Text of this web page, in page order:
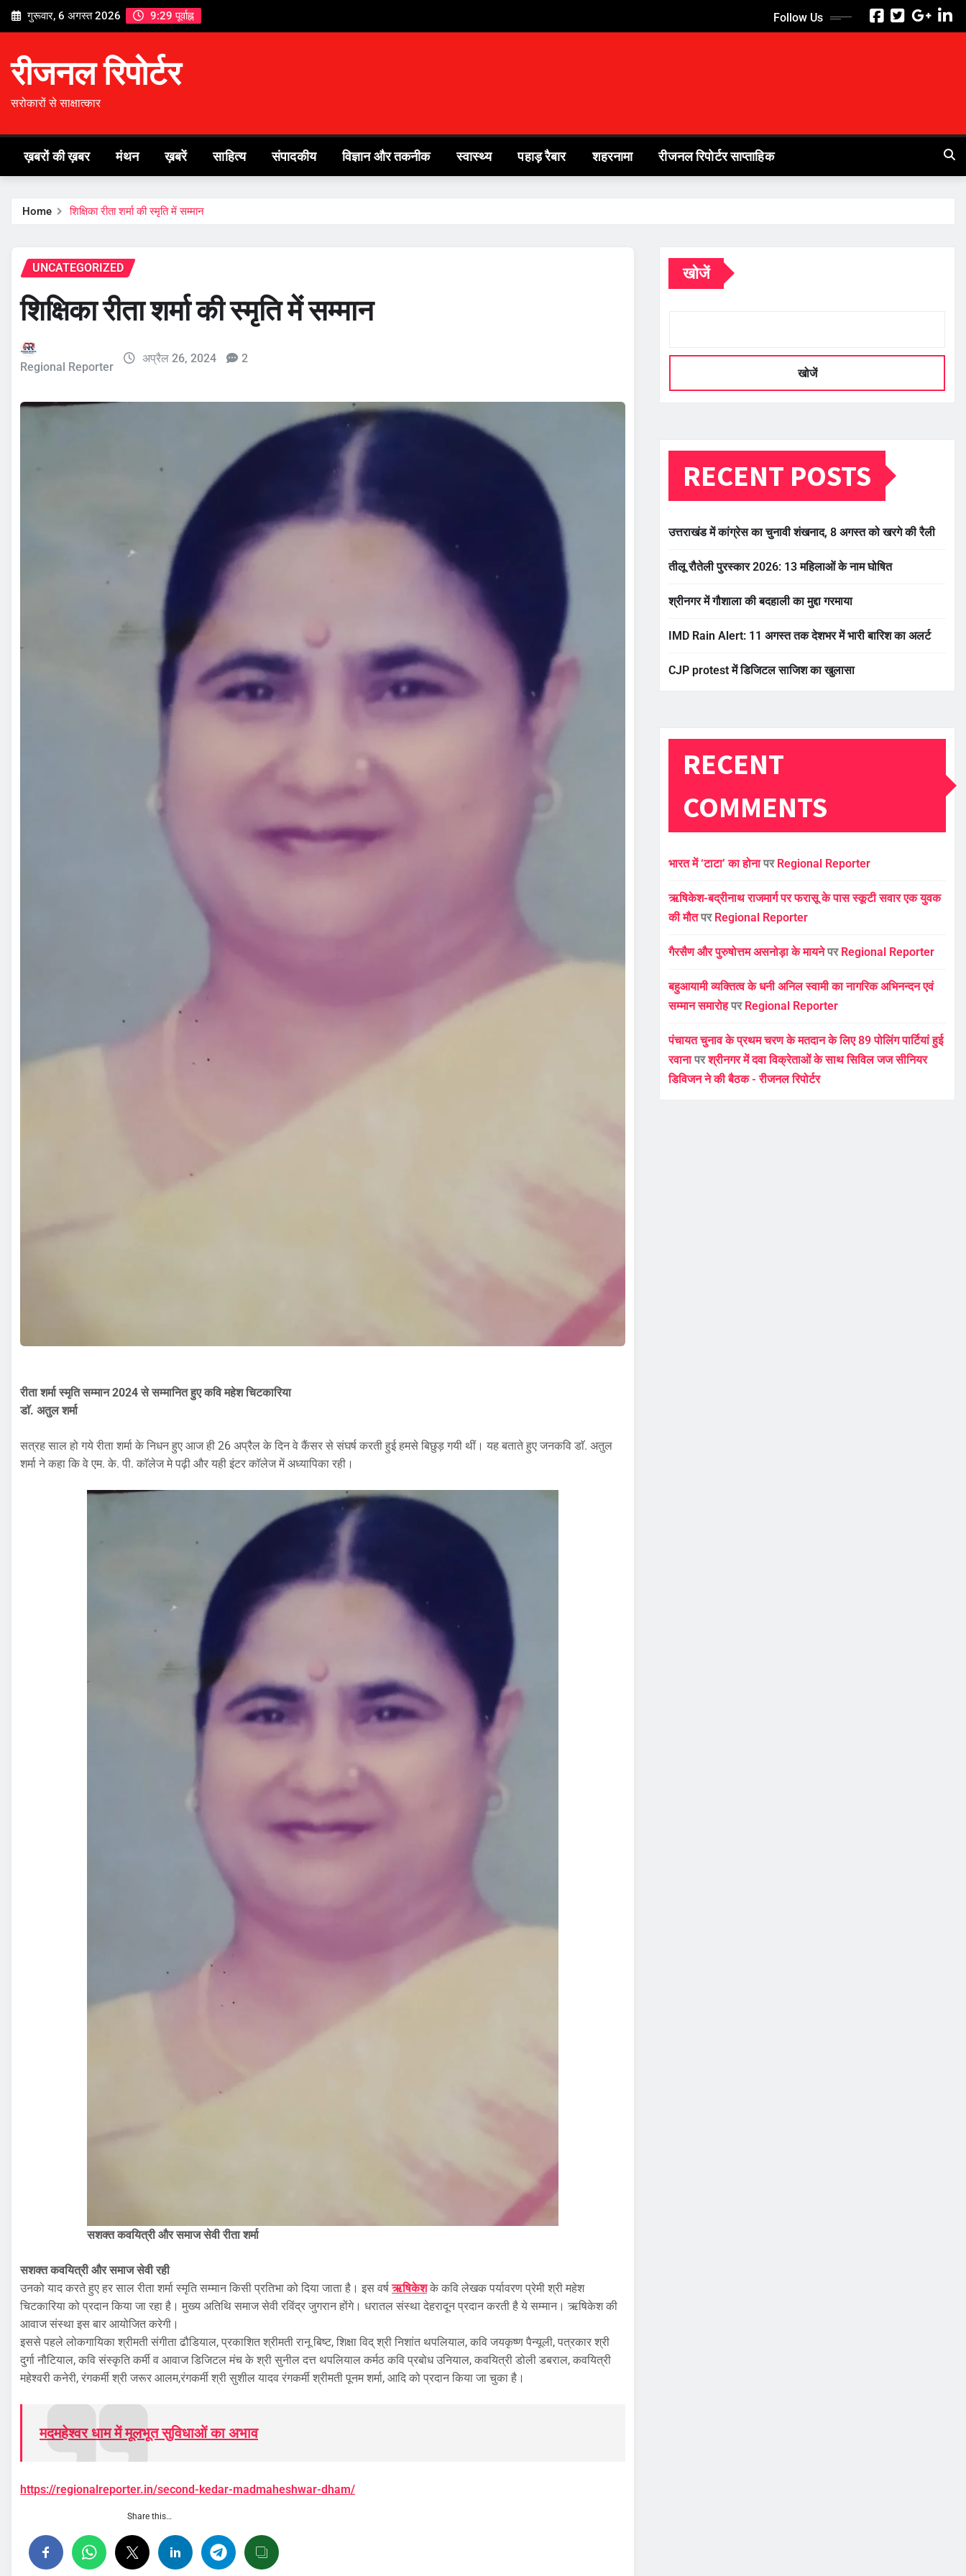
Skip
गुरूवार, 6 अगस्त 2026 9:29 पूर्वाह्न Follow Us
रीजनल रिपोर्टर
सरोकारों से साक्षात्कार
ख़बरों की ख़बर मंथन ख़बरें साहित्य संपादकीय विज्ञान और तकनीक स्वास्थ्य पहाड़ रैबार शहरनामा रीजनल रिपोर्टर साप्ताहिक
Home शिक्षिका रीता शर्मा की स्मृति में सम्मान
UNCATEGORIZED
शिक्षिका रीता शर्मा की स्मृति में सम्मान
Regional Reporter
अप्रैल 26, 2024 2
रीता शर्मा स्मृति सम्मान 2024 से सम्मानित हुए कवि महेश चिटकारिया
डाॅ. अतुल शर्मा
सत्रह साल हो गये रीता शर्मा के निधन हुए आज ही 26 अप्रैल के दिन वे कैंसर से संघर्ष करती हुई हमसे बिछुड़ गयी थीं। यह बताते हुए जनकवि डाॅ. अतुल
शर्मा ने कहा कि वे एम. के. पी. काॅलेज मे पढ़ी और यही इंटर काॅलेज में अध्यापिका रही।
सशक्त कवयित्री और समाज सेवी रीता शर्मा
सशक्त कवयित्री और समाज सेवी रही
उनको याद करते हुए हर साल रीता शर्मा स्मृति सम्मान किसी प्रतिभा को दिया जाता है। इस वर्षऋषिकेशके कवि लेखक पर्यावरण प्रेमी श्री महेश
चिटकारिया को प्रदान किया जा रहा है। मुख्य अतिथि समाज सेवी रविंद्र जुगरान होंगे। धरातल संस्था देहरादून प्रदान करती है ये सम्मान। ऋषिकेश की
आवाज संस्था इस बार आयोजित करेगी।
इससे पहले लोकगायिका श्रीमती संगीता ढौडियाल, प्रकाशित श्रीमती रानू बिष्ट, शिक्षा विद् श्री निशांत थपलियाल, कवि जयकृष्ण पैन्यूली, पत्रकार श्री
दुर्गा नौटियाल, कवि संस्कृति कर्मी व आवाज डिजिटल मंच के श्री सुनील दत्त थपलियाल कर्मठ कवि प्रबोध उनियाल, कवयित्री डोली डबराल, कवयित्री
महेश्वरी कनेरी, रंगकर्मी श्री जरूर आलम,रंगकर्मी श्री सुशील यादव रंगकर्मी श्रीमती पूनम शर्मा, आदि को प्रदान किया जा चुका है।
मदमहेश्वर धाम में मूलभूत सुविधाओं का अभाव
https://regionalreporter.in/second-kedar-madmaheshwar-dham/
Share this…
खोजें
खोजें
RECENT POSTS
उत्तराखंड में कांग्रेस का चुनावी शंखनाद, 8 अगस्त को खरगे की रैली
तीलू रौतेली पुरस्कार 2026: 13 महिलाओं के नाम घोषित
श्रीनगर में गौशाला की बदहाली का मुद्दा गरमाया
IMD Rain Alert: 11 अगस्त तक देशभर में भारी बारिश का अलर्ट
CJP protest में डिजिटल साजिश का खुलासा
RECENT
COMMENTS
भारत में ‘टाटा’ का होनापर Regional Reporter
ऋषिकेश-बद्रीनाथ राजमार्ग पर फरासू के पास स्कूटी सवार एक युवक
की मौतपर Regional Reporter
गैरसैण और पुरुषोत्तम असनोड़ा के मायनेपर Regional Reporter
बहुआयामी व्यक्तित्व के धनी अनिल स्वामी का नागरिक अभिनन्दन एवं
सम्मान समारोहपर Regional Reporter
पंचायत चुनाव के प्रथम चरण के मतदान के लिए 89 पोलिंग पार्टियां हुई
रवानापरश्रीनगर में दवा विक्रेताओं के साथ सिविल जज सीनियर
डिविजन ने की बैठक - रीजनल रिपोर्टर